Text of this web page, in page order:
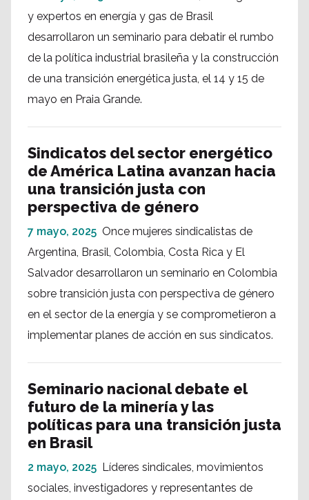
y expertos en energía y gas de Brasil
desarrollaron un seminario para debatir el rumbo
de la política industrial brasileña y la construcción
de una transición energética justa, el 14 y 15 de
mayo en Praia Grande.
Sindicatos del sector energético
de América Latina avanzan hacia
una transición justa con
perspectiva de género
7 mayo, 2025 Once mujeres sindicalistas de
Argentina, Brasil, Colombia, Costa Rica y El
Salvador desarrollaron un seminario en Colombia
sobre transición justa con perspectiva de género
en el sector de la energía y se comprometieron a
implementar planes de acción en sus sindicatos.
Seminario nacional debate el
futuro de la minería y las
políticas para una transición justa
en Brasil
2 mayo, 2025 Líderes sindicales, movimientos
sociales, investigadores y representantes de